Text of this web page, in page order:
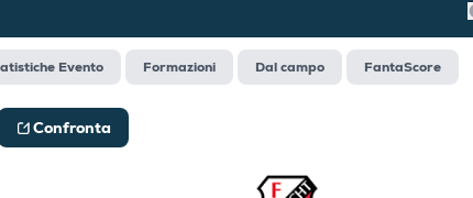
Evento Formazioni Dal campo FantaScore
Confronta